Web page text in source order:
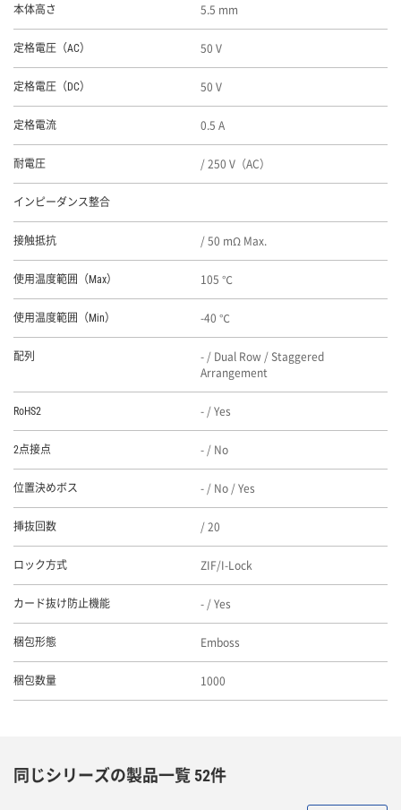
本体高さ 5.5 mm
定格電圧（AC） 50 V
定格電圧（DC） 50 V
定格電流 0.5 A
耐電圧 / 250 V（AC）
インピーダンス整合
接触抵抗 / 50 mΩ Max.
使用温度範囲（Max） 105 ℃
使用温度範囲（Min） -40 ℃
配列
- / Dual Row / Staggered
Arrangement
RoHS2 - / Yes
2点接点 - / No
位置決めボス - / No / Yes
挿抜回数 / 20
ロック方式 ZIF/I-Lock
カード抜け防止機能 - / Yes
梱包形態 Emboss
梱包数量 1000
同じシリーズの製品一覧 52件